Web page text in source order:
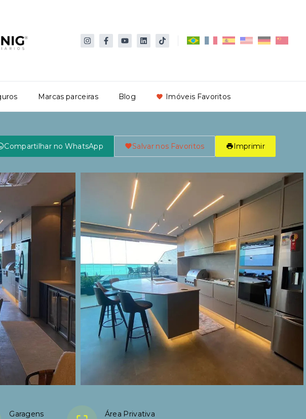
Marcas parceiras Blog Imóveis Favoritos
Compartilhar no WhatsApp Salvar nos Favoritos Imprimir
Garagens
Área Privativa